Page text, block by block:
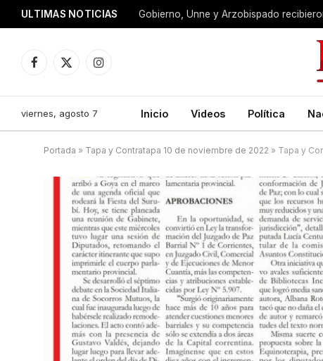
ULTIMAS NOTICIAS
Facebook
X
Instagram
viernes, agosto 7 Inicio Videos Política
Portada » Tapa y Contratapa 10 de noviembre de 2022 » Tapa y